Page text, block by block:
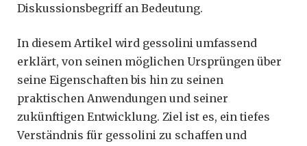
Diskussionsbegriff an Bedeutung.
In diesem Artikel wird gessolini umfassend
erklärt, von seinen möglichen Ursprüngen über
seine Eigenschaften bis hin zu seinen
praktischen Anwendungen und seiner
zukünftigen Entwicklung. Ziel ist es, ein tiefes
Verständnis für gessolini zu schaffen und